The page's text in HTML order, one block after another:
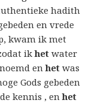
hadith
en vrede
kwam ik met
ikhet water
enhet was
Gods gebeden
kennis , enhet